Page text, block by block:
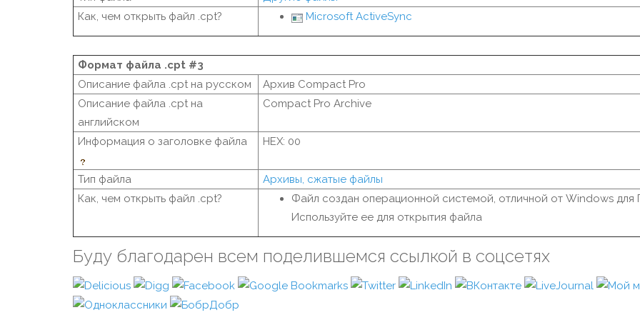
Как, чем открыть файл .cpt?
Microsoft ActiveSync
Формат файла .cpt #3
Описание файла .cpt на русском
Архив Compact Pro
Описание файла .cpt на
английском
Compact Pro Archive
Информация о заголовке файла HEX: 00
Тип файла
Архивы, сжатые файлы
Как, чем открыть файл .cpt?
Файл создан операционной системой, отличной от Windows для
Используйте ее для открытия файла
Буду благодарен всем поделившемся ссылкой в соцсетях